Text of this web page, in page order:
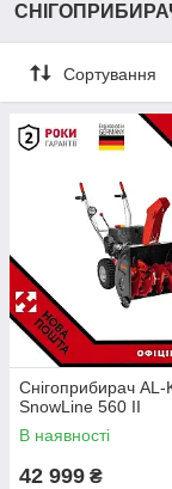
Сортування
Снігоприбирач AL-
SnowLine 560 II
В наявності
42 999 ₴